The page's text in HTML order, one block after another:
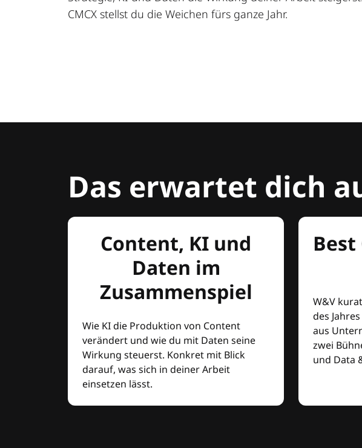
CMCX stellst du die Weichen fürs ganze Jahr.
Das erwartet dich
Content, KI und
Daten im
Zusammenspiel
Wie KI die Produktion von Content
verändert und wie du mit Daten seine
Wirkung steuerst. Konkret mit Blick
darauf, was sich in deiner Arbeit
einsetzen lässt.
Best
W&V
des
aus
zwei
und Data